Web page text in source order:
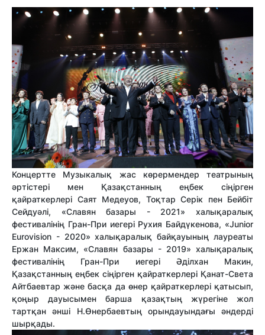
Концертте Музыкалық жас көрермендер театрының
әртістері мен Қазақстанның еңбек сіңірген
қайраткерлері Саят Медеуов, Тоқтар Серік пен Бейбіт
Сейдуәлі, «Славян базары - 2021» халықаралық
фестивалінің Гран-При иегері Рухия Байдүкенова, «Junior
Eurovision - 2020» халықаралық байқауының лауреаты
Ержан Максим, «Славян базары - 2019» халықаралық
фестивалінің Гран-При иегері Әділхан Макин,
Қазақстанның еңбек сіңірген қайраткерлері Қанат-Света
Айтбаевтар және басқа да өнер қайраткерлері қатысып,
қоңыр дауысымен барша қазақтың жүрегіне жол
тартқан әнші Н.Өнербаевтың орындауындағы әндерді
шырқады.